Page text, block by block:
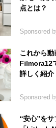
点とは？
Sponsored
これから動
Filmora12
詳しく紹介
Sponsored
“安心”を